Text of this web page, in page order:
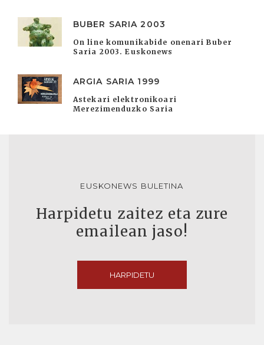
BUBER SARIA 2003
On line komunikabide onenari Buber
Saria 2003. Euskonews
ARGIA SARIA 1999
Astekari elektronikoari
Merezimenduzko Saria
EUSKONEWS BULETINA
Harpidetu zaitez eta zure
emailean jaso!
HARPIDETU